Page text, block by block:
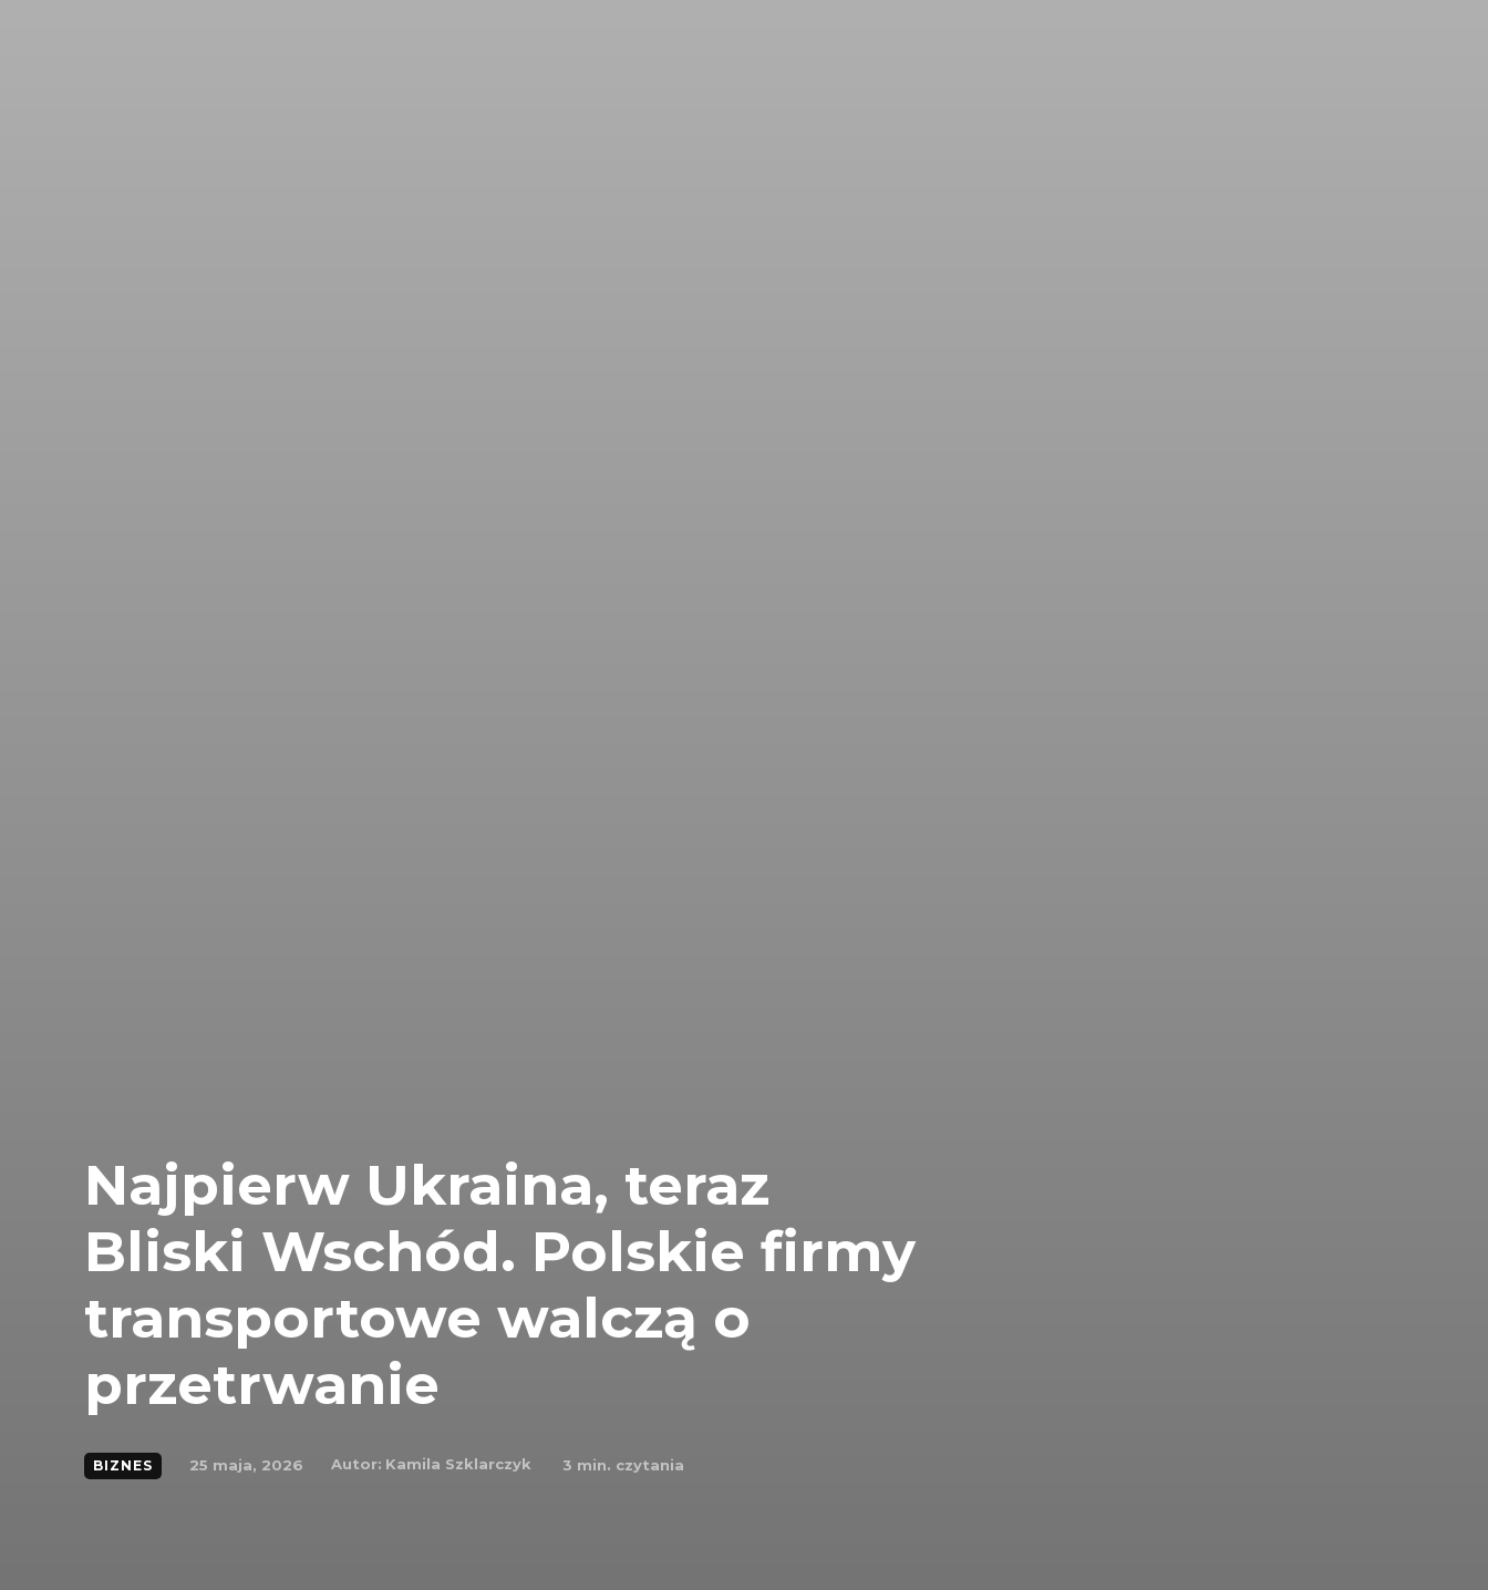
Najpierw Ukraina, teraz
Bliski Wschód. Polskie firmy
transportowe walczą o
przetrwanie
BIZNES 25 maja, 2026 Autor: Kamila Szklarczyk 3 min. czytania